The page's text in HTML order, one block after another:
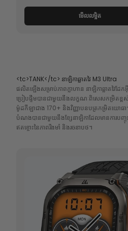
មើលលម្អិត
<tc>TANK</tc> នាឡិកាឆ្លាតវៃ M3 Ultra
ផលិតឡើងសម្រាប់ភាពក្លាហាន នាឡិកាឆ្លាតវៃដ
ប្រៀបផ្ទឹមបានជាមួយនឹងលក្ខណៈពិសេសកម្រិតខ្ពស់
ម៉ូដកីឡាជាង 170+ និងវិញ្ញាបនបត្រកម្រិតយោធា
បំណងបានជាមួយនឹងខ្សែនាឡិកាដែលមានការបញ្ចុះ
ឥតខ្ចោះនៃភាពរឹងមាំ និងរចនាបថ។